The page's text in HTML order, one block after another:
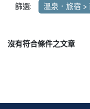
篩選: 溫泉．旅宿 >
沒有符合條件之文章